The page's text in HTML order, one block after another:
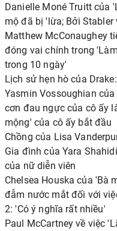
Danielle Moné Truitt của
mộ đã bị 'lừa; Bởi Stabler
Matthew McConaughey
đóng vai chính trong
trong 10 ngày'
Lịch sử hẹn hò của
Yasmin Vossoughian
cơn đau ngực của cô ấy
mộng' của cô ấy bắt đầu
Chồng của Lisa
Gia đình của Yara
của nữ diễn viên
Chelsea Houska của 'Bà
đẫm nước mắt đối với
2: 'Có ý nghĩa rất nhiều'
Paul McCartney về việc